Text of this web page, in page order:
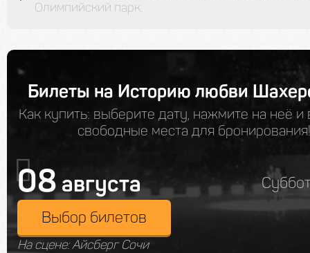
Олимпийский парк.
Билеты на Историю любви
Как купить: выберите дату, нажмите на неё и
свободные места для бронирования!
08 августа
Выбор билетов
На сцене: Айсберг Сочи